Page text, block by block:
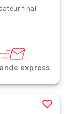
final.
express